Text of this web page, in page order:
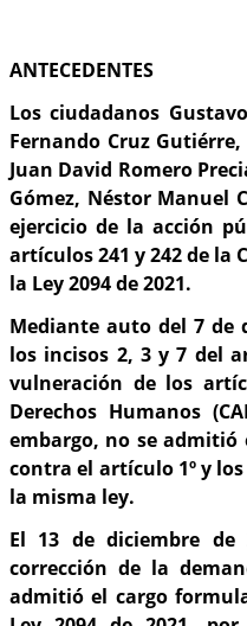
ANTECEDENTES
Los ciudadanos
Fernando Cruz
Juan David Romero
Gómez, Néstor Manuel
ejercicio de la acción
artículos 241 y 242 de
la Ley 2094 de 2021.
Mediante auto del 7 de
los incisos 2, 3 y 7 del
vulneración de los
Derechos Humanos
embargo, no se admitió
contra el artículo 1º y los
la misma ley.
El 13 de diciembre de
corrección de la
admitió el cargo